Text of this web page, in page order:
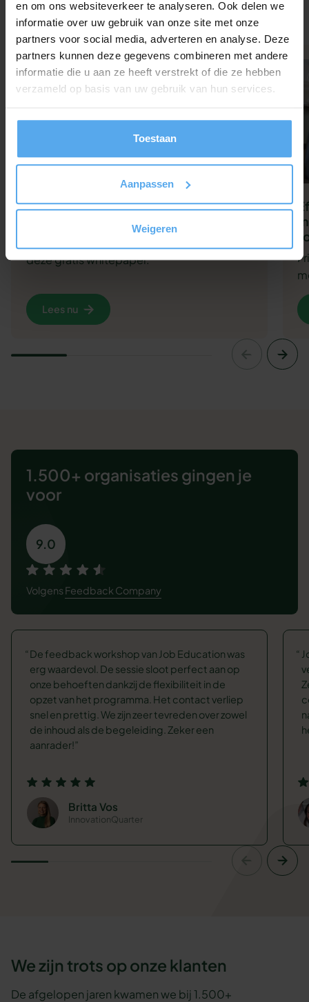
en om ons websiteverkeer te analyseren. Ook delen we
informatie over uw gebruik van onze site met onze
partners voor social media, adverteren en analyse. Deze
partners kunnen deze gegevens combineren met andere
informatie die u aan ze heeft verstrekt of die ze hebben
verzameld op basis van uw gebruik van hun services.
Toestaan
Aanpassen
Weigeren
Wil je het beste uit je medewerkers halen? Onze gratis
whitepapers helpen je.
Whitepaper
38 adviezen om het beste uit je
medewerkers te halen
deze gratis whitepaper.
Lees nu
1.500+ organisaties gingen je
voor
9.0
VolgensFeedback Company
De feedback workshop van Job Education was
erg waardevol. De sessie sloot perfect aan op
onze behoeften dankzij de flexibiliteit in de
opzet van het programma. Het contact verliep
snel en prettig. We zijn zeer tevreden over zowel
de inhoud als de begeleiding. Zeker een
aanrader!
Britta Vos
InnovationQuarter
We zijn trots op onze klanten
De afgelopen jaren kwamen we bij 1.500+